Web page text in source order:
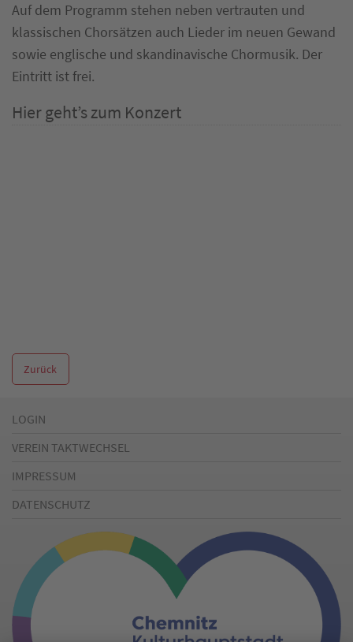
Auf dem Programm stehen neben vertrauten und
klassischen Chorsätzen auch Lieder im neuen Gewand
sowie englische und skandinavische Chormusik. Der
Eintritt ist frei.
Hier geht’s zum Konzert
Zurück
LOGIN
VEREIN TAKTWECHSEL
IMPRESSUM
DATENSCHUTZ